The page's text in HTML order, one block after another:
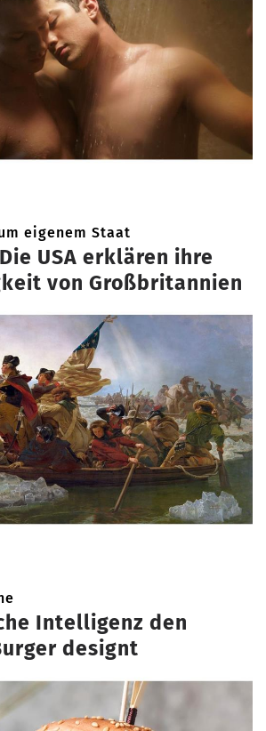
eigenem Staat
USA erklären ihre
von Großbritannien
Intelligenz den
designt